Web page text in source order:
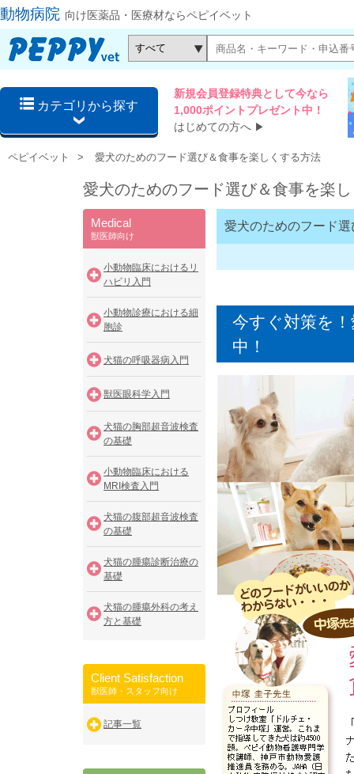
動物病院 向け医薬品・医療材ならペピイベット
カテゴリから探す
新規会員登録特典として今なら
1,000ポイントプレゼント中！
はじめての方へ ▶
ペピイベット 愛犬のためのフード選び＆食事を楽しくする方法
愛犬のためのフード選び＆食事を楽
Medical
獣医師向け
小動物臨床におけるリ
ハビリ入門
小動物診療における細
胞診
犬猫の呼吸器病入門
獣医眼科学入門
犬猫の胸部超音波検査
の基礎
小動物臨床における
MRI検査入門
犬猫の腹部超音波検査
の基礎
犬猫の腫瘍診断治療の
基礎
犬猫の腫瘍外科の考え
方と基礎
Client Satisfaction
獣医師・スタッフ向け
記事一覧
愛犬のためのフード
今すぐ対策を
中！